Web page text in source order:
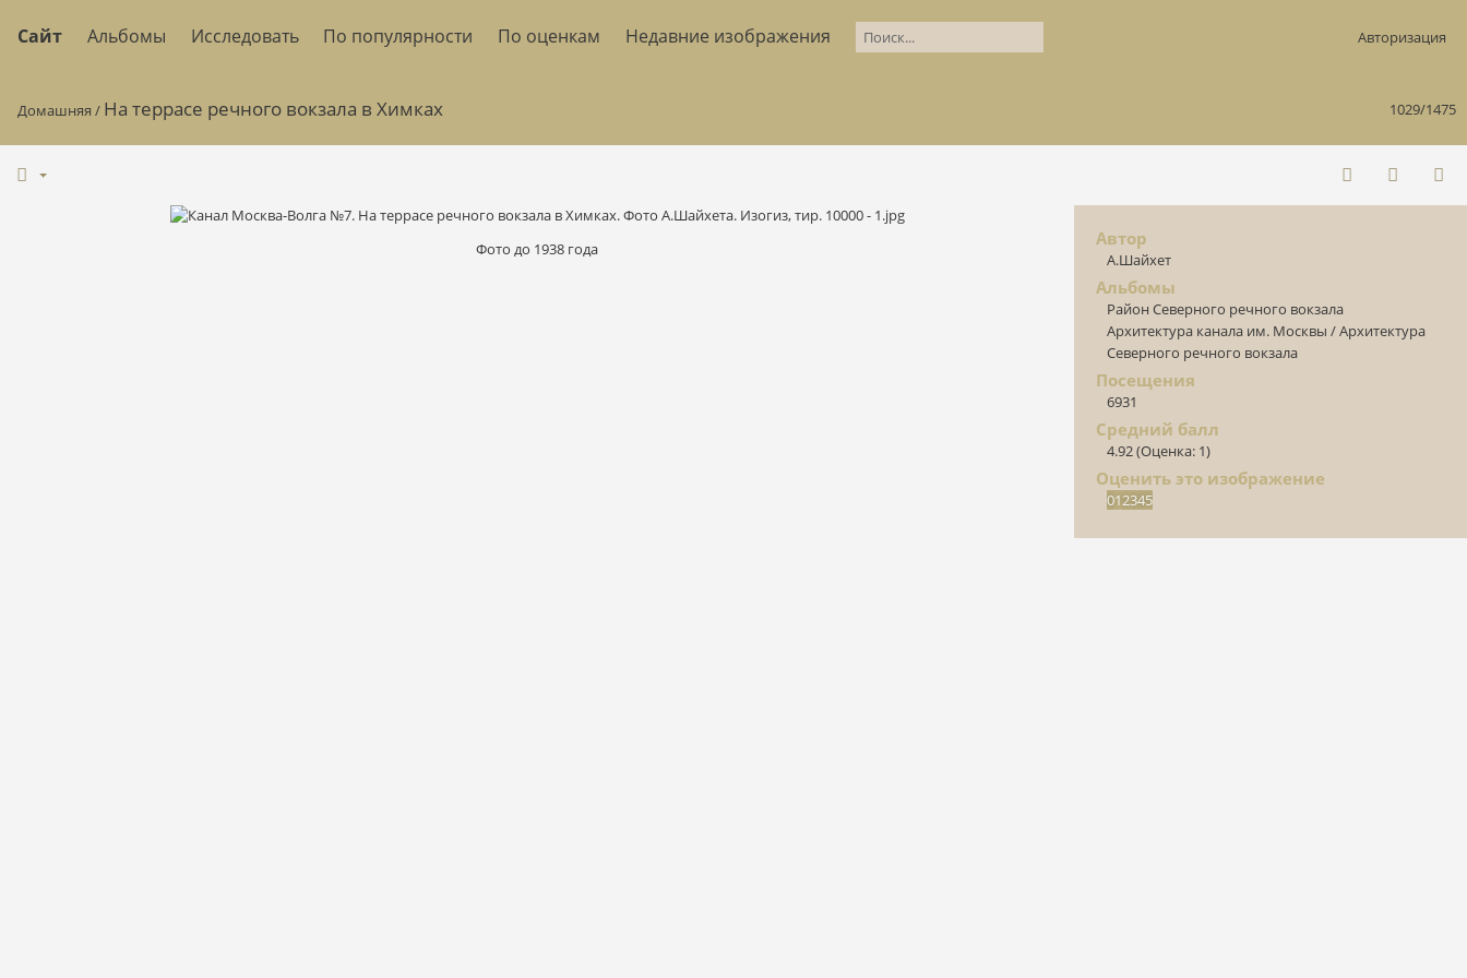
Сайт Альбомы Исследовать По популярности По оценкам Недавние изображения Авторизация
1029/1475
Домашняя / На террасе речного вокзала в Химках
Фото до 1938 года Автор
А.Шайхет
Альбомы
Район Северного речного вокзала
Архитектура канала им. Москвы /Архитектура
Северного речного вокзала
Посещения
6931
Средний балл
4.92(Оценка: 1)
Оценить это изображение